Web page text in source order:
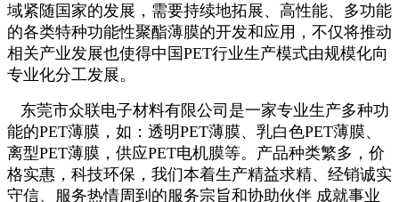
域紧随国家的发展，需要持续地拓展、高性能、多功能
的各类特种功能性聚酯薄膜的开发和应用，不仅将推动
相关产业发展也使得中国PET行业生产模式由规模化向
专业化分工发展。
东莞市众联电子材料有限公司是一家专业生产多种功
能的PET薄膜，如：透明PET薄膜、乳白色PET薄膜、
离型PET薄膜，供应PET电机膜等。产品种类繁多，价
格实惠，科技环保，我们本着生产精益求精、经销诚实
守信、服务热情周到的服务宗旨和协助伙伴 成就事业